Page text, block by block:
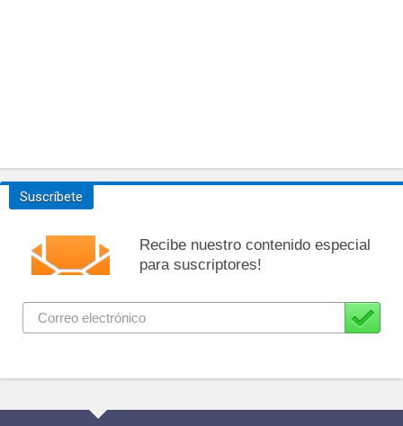
Suscríbete
Recibe nuestro contenido especial
para suscriptores!